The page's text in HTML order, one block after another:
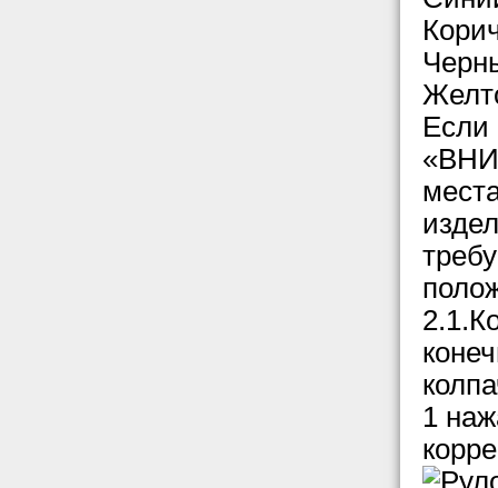
Если
1